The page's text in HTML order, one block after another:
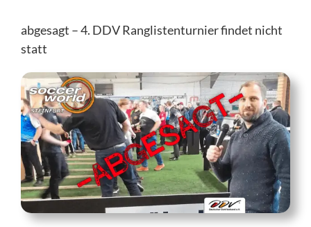
abgesagt – 4. DDV Ranglistenturnier findet nicht
statt